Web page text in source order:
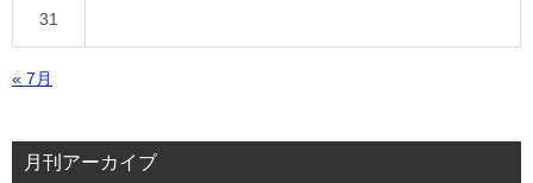
31
« 7月
月刊アーカイブ